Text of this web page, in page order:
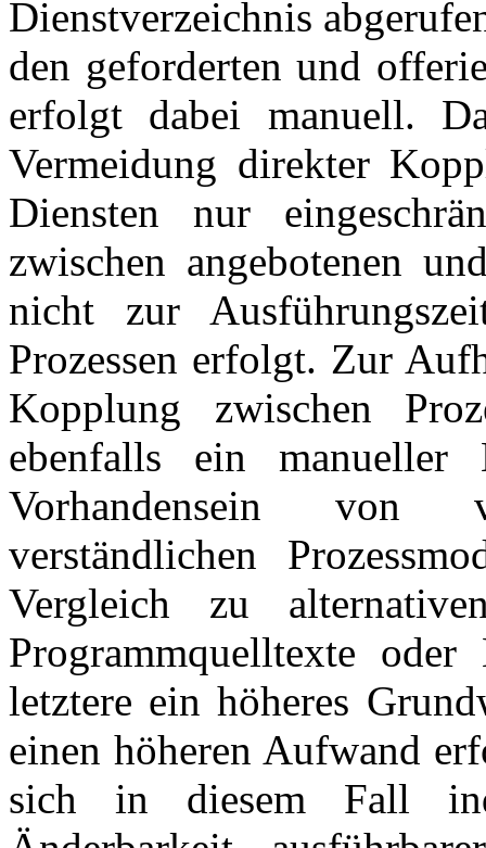
Dienstverzeichnis
den geforderten und
erfolgt dabei manuell.
Vermeidung direkter
Diensten nur
zwischen angebotenen
nicht zur
Prozessen erfolgt. Zur
Kopplung zwischen
ebenfalls ein
Vorhandensein von
verständlichen
Vergleich zu
Programmquelltexte
letztere ein höheres
einen höheren Aufwand
sich in diesem Fall